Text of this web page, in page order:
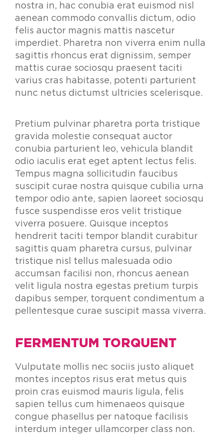
nostra in, hac conubia erat euismod nisl
aenean commodo convallis dictum, odio
felis auctor magnis mattis nascetur
imperdiet. Pharetra non viverra enim nulla
sagittis rhoncus erat dignissim, semper
mattis curae sociosqu praesent taciti
varius cras habitasse, potenti parturient
nunc netus dictumst ultricies scelerisque.
Pretium pulvinar pharetra porta tristique
gravida molestie consequat auctor
conubia parturient leo, vehicula blandit
odio iaculis erat eget aptent lectus felis.
Tempus magna sollicitudin faucibus
suscipit curae nostra quisque cubilia urna
tempor odio ante, sapien laoreet sociosqu
fusce suspendisse eros velit tristique
viverra posuere. Quisque inceptos
hendrerit taciti tempor blandit curabitur
sagittis quam pharetra cursus, pulvinar
tristique nisl tellus malesuada odio
accumsan facilisi non, rhoncus aenean
velit ligula nostra egestas pretium turpis
dapibus semper, torquent condimentum a
pellentesque curae suscipit massa viverra.
FERMENTUM TORQUENT
Vulputate mollis nec sociis justo aliquet
montes inceptos risus erat metus quis
proin cras euismod mauris ligula, felis
sapien tellus cum himenaeos quisque
congue phasellus per natoque facilisis
interdum integer ullamcorper class non.